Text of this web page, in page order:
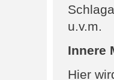
u.v.m.
Innere
Hier